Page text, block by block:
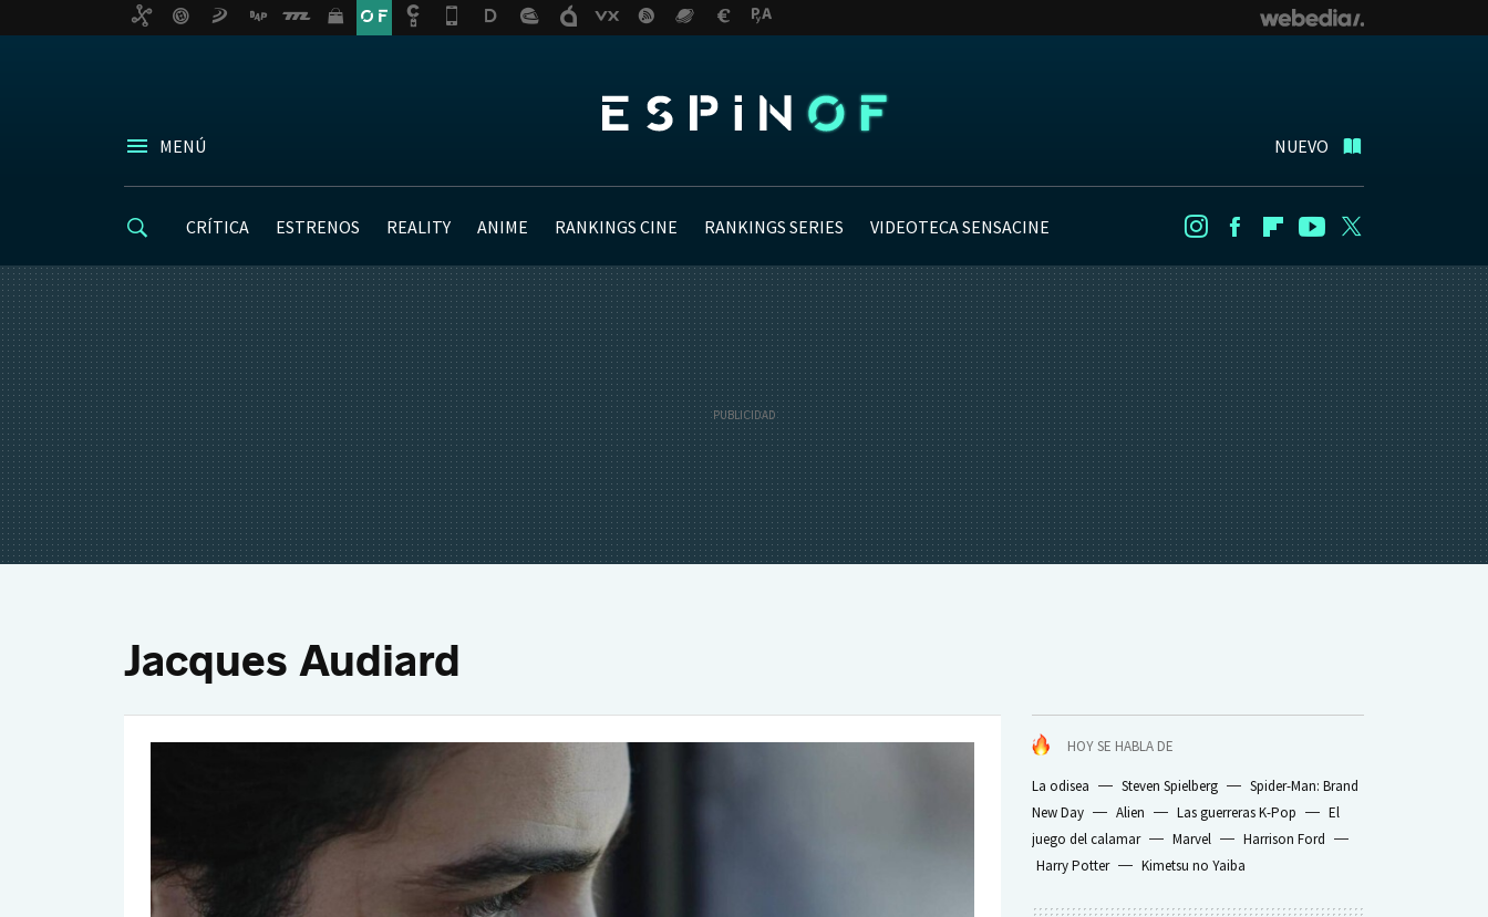
MENÚ NUEVO
CRÍTICA ESTRENOS REALITY ANIME RANKINGS CINE RANKINGS SERIES VIDEOTECA SENSACINE InstagramFacebookFlipboard
Youtube
Jacques Audiard
HOY SE HABLA DE
La odisea Steven Spielberg
Spider-Man: Brand
New Day
Alien Las guerreras K-Pop
El
juego del calamar
Marvel
Harrison Ford
Harry Potter
Kimetsu no Yaiba